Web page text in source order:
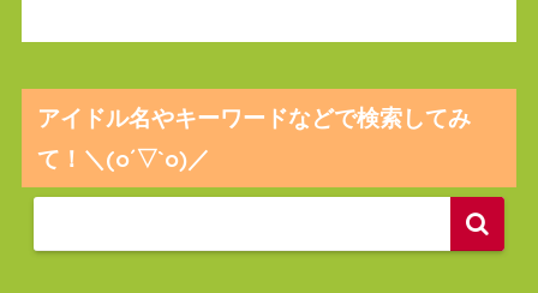
アイドル名やキーワードなどで検索してみ
て！＼(o´▽`o)／